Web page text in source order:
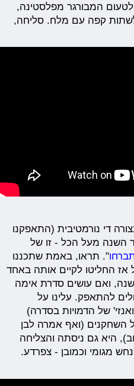
ולטעום המבורגר מפלסטינה,
ולשתות קפה עם מלח. סליחה,
די נורמטיבית (התאפקנו
השנה מעל הכל - זו של
". תראו, באמת שתכננו
החליטו לקיים אותה באחד
13" שצויינו השנה, ואם עושים סדרת אימה
להתאפק. עלינו על
של הדמויות בסדרה)
השחקנים (ואף אמרה לבן
היא גם ניסתה והצליחה
מגומי וכמובן - צפרדע.